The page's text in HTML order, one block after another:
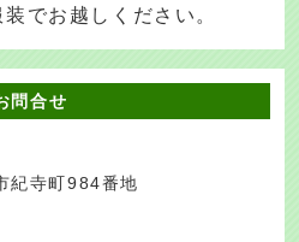
でお越しください。
問合せ
紀寺町984番地